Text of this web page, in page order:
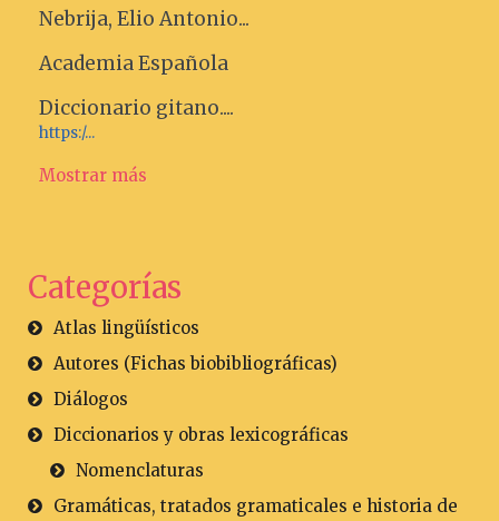
Nebrija, Elio Antonio...
Academia Española
Diccionario gitano....
https:/...
Mostrar más
Categorías
Atlas lingüísticos
Autores (Fichas biobibliográficas)
Diálogos
Diccionarios y obras lexicográficas
Nomenclaturas
Gramáticas, tratados gramaticales e historia de